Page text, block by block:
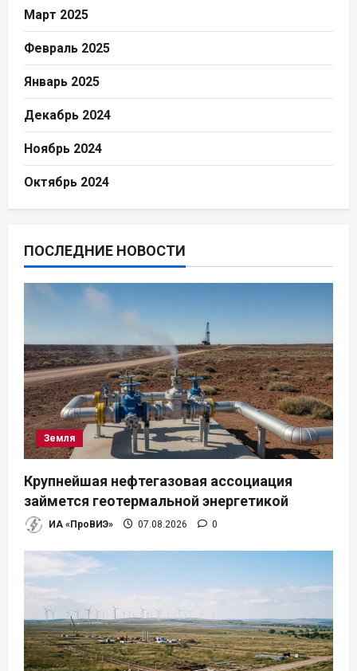
Март 2025
Февраль 2025
Январь 2025
Декабрь 2024
Ноябрь 2024
Октябрь 2024
ПОСЛЕДНИЕ НОВОСТИ
Земля
Крупнейшая нефтегазовая ассоциация
займется геотермальной энергетикой
ИА «ПроВИЭ» 07.08.2026 0